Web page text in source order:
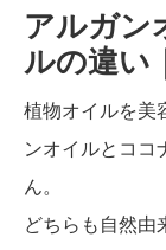
アルガン
ルの違い
植物オイルを美
ンオイルとココ
ん。
どちらも自然由